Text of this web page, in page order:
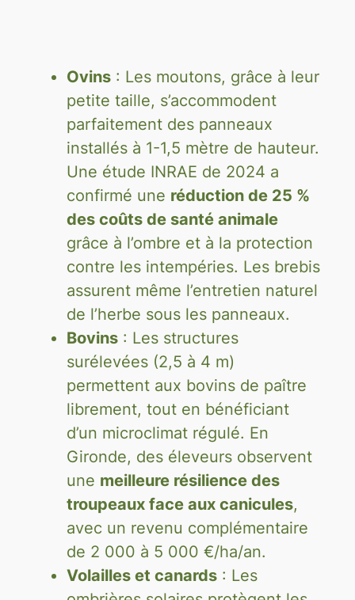
Ovins: Les moutons, grâce à leur
petite taille, s’accommodent
parfaitement des panneaux
installés à 1-1,5 mètre de hauteur.
Une étude INRAE de 2024 a
confirmé une réduction de 25 %
des coûts de santé animale
grâce à l’ombre et à la protection
contre les intempéries. Les brebis
assurent même l’entretien naturel
de l’herbe sous les panneaux.
Bovins: Les structures
surélevées (2,5 à 4 m)
permettent aux bovins de paître
librement, tout en bénéficiant
d’un microclimat régulé. En
Gironde, des éleveurs observent
une meilleure résilience des
troupeaux face aux canicules,
avec un revenu complémentaire
de 2 000 à 5 000 €/ha/an.
Volailles et canards: Les